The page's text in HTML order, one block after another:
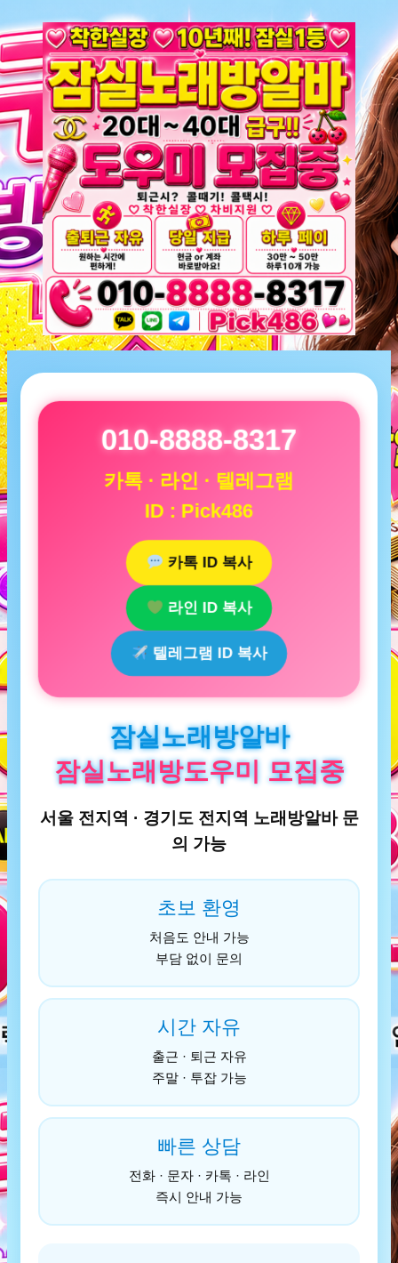
010-8888-8317
카톡 · 라인 · 텔레그램
ID : Pick486
카톡 ID 복사
라인 ID 복사
텔레그램 ID 복사
잠실노래방알바
잠실노래방도우미 모집중
서울 전지역 · 경기도 전지역 노래방알바 문
의 가능
초보 환영
처음도 안내 가능
부담 없이 문의
시간 자유
출근 · 퇴근 자유
주말 · 투잡 가능
빠른 상담
전화 · 문자 · 카톡 · 라인
즉시 안내 가능